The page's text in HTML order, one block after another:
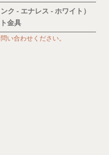
ク - エナレス - ホワイト）
金具
い合わせください。